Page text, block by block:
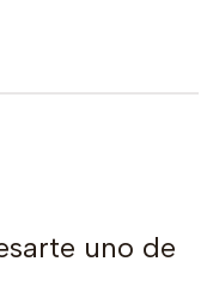
uno de